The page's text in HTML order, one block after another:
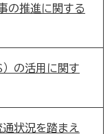
の推進に関する
）の活用に関す
状況を踏まえ